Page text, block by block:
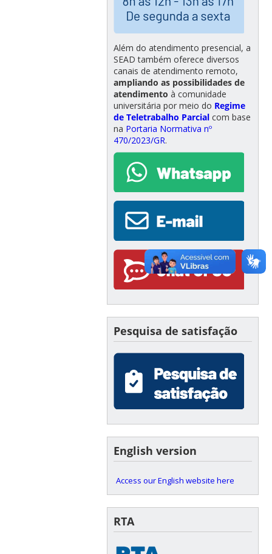
Além do atendimento presencial, a
SEAD também oferece diversos
canais de atendimento remoto,
ampliando as possibilidades de
atendimento à comunidade
universitária por meio do Regime
de Teletrabalho Parcialcom base
na Portaria Normativa nº
470/2023/GR.
Pesquisa de satisfação
English version
Access our English website here
RTA